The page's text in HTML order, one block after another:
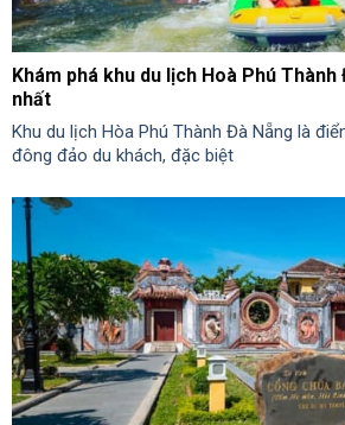
Khám phá khu du lịch Hoà Phú
nhất
Khu du lịch Hòa Phú Thành Đà Nẵng là
đông đảo du khách, đặc biệt